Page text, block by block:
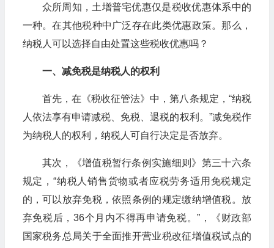
众所周知，土增普宅优惠仅是税收优惠体系中的
一种。在其他税种中广泛存在此类优惠政策。那么，
纳税人可以选择自由处置这些税收优惠吗？
一、减免税是纳税人的权利
首先，在《税收征管法》中，第八条规定，“纳税
人依法享有申请减税、免税、退税的权利。”减免税作
为纳税人的权利，纳税人可自行决定是否放弃。
其次，《增值税暂行条例实施细则》第三十六条
规定，“纳税人销售货物或者应税劳务适用免税规定
的，可以放弃免税，依照条例的规定缴纳增值税。放
弃免税后，36个月内不得再申请免税。”，《财政部
国家税务总局关于全面推开营业税改征增值税试点的